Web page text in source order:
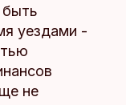
уездами -
не